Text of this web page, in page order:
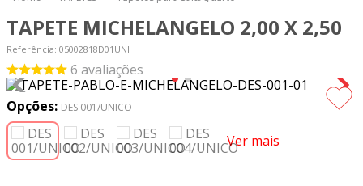
TAPETE MICHELANGELO 2,00 X 2,50
Referência: 05002818D01UNI
6 avaliações
Opções: DES 001/UNICO
Ver mais
2º
tapete
3º
cortina
4 º
tecido percal
5º
tapetes
6 º
tecido tricoline